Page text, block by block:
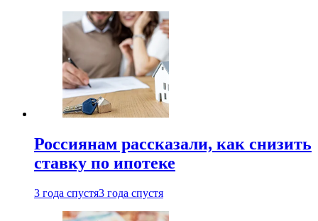
Россиянам рассказали, как снизить
ставку по ипотеке
3 года спустя3 года спустя